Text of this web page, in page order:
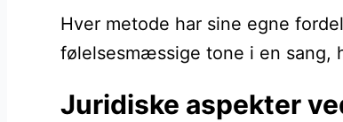
Hver metode har sine egne
følelsesmæssige tone i en
Juridiske aspekter